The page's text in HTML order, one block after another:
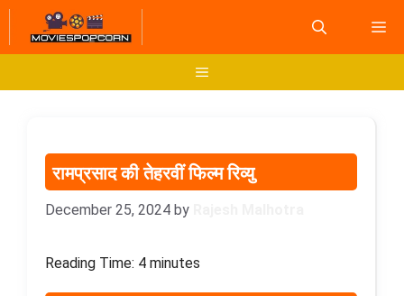
Skip
content
Menu
रामप्रसाद की तेहरवीं फिल्म रिव्यु
December 25, 2024 by
Reading Time: 4 minutes